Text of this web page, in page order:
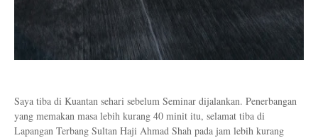
Saya tiba di Kuantan sehari sebelum Seminar dijalankan. Penerbangan
yang memakan masa lebih kurang 40 minit itu, selamat tiba di
Lapangan Terbang Sultan Haji Ahmad Shah pada jam lebih kurang